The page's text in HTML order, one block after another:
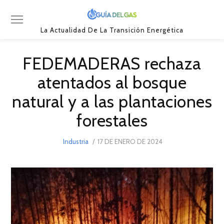
La Actualidad De La Transición Energética
FEDEMADERAS rechaza
atentados al bosque
natural y a las plantaciones
forestales
Industria
POSTED
17 DE ENERO DE 2024